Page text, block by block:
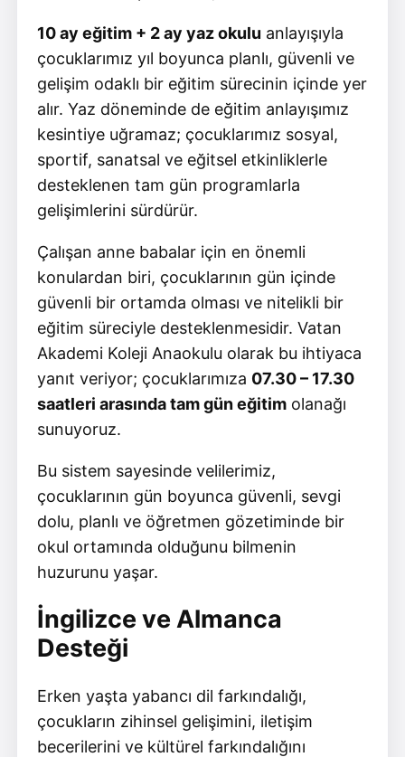
10 ay eğitim + 2 ay yaz okulu anlayışıyla
çocuklarımız yıl boyunca planlı, güvenli ve
gelişim odaklı bir eğitim sürecinin içinde yer
alır. Yaz döneminde de eğitim anlayışımız
kesintiye uğramaz; çocuklarımız sosyal,
sportif, sanatsal ve eğitsel etkinliklerle
desteklenen tam gün programlarla
gelişimlerini sürdürür.
Çalışan anne babalar için en önemli
konulardan biri, çocuklarının gün içinde
güvenli bir ortamda olması ve nitelikli bir
eğitim süreciyle desteklenmesidir. Vatan
Akademi Koleji Anaokulu olarak bu ihtiyaca
yanıt veriyor; çocuklarımıza 07.30 – 17.30
saatleri arasında tam gün eğitimolanağı
sunuyoruz.
Bu sistem sayesinde velilerimiz,
çocuklarının gün boyunca güvenli, sevgi
dolu, planlı ve öğretmen gözetiminde bir
okul ortamında olduğunu bilmenin
huzurunu yaşar.
İngilizce ve Almanca
Desteği
Erken yaşta yabancı dil farkındalığı,
çocukların zihinsel gelişimini, iletişim
becerilerini ve kültürel farkındalığını